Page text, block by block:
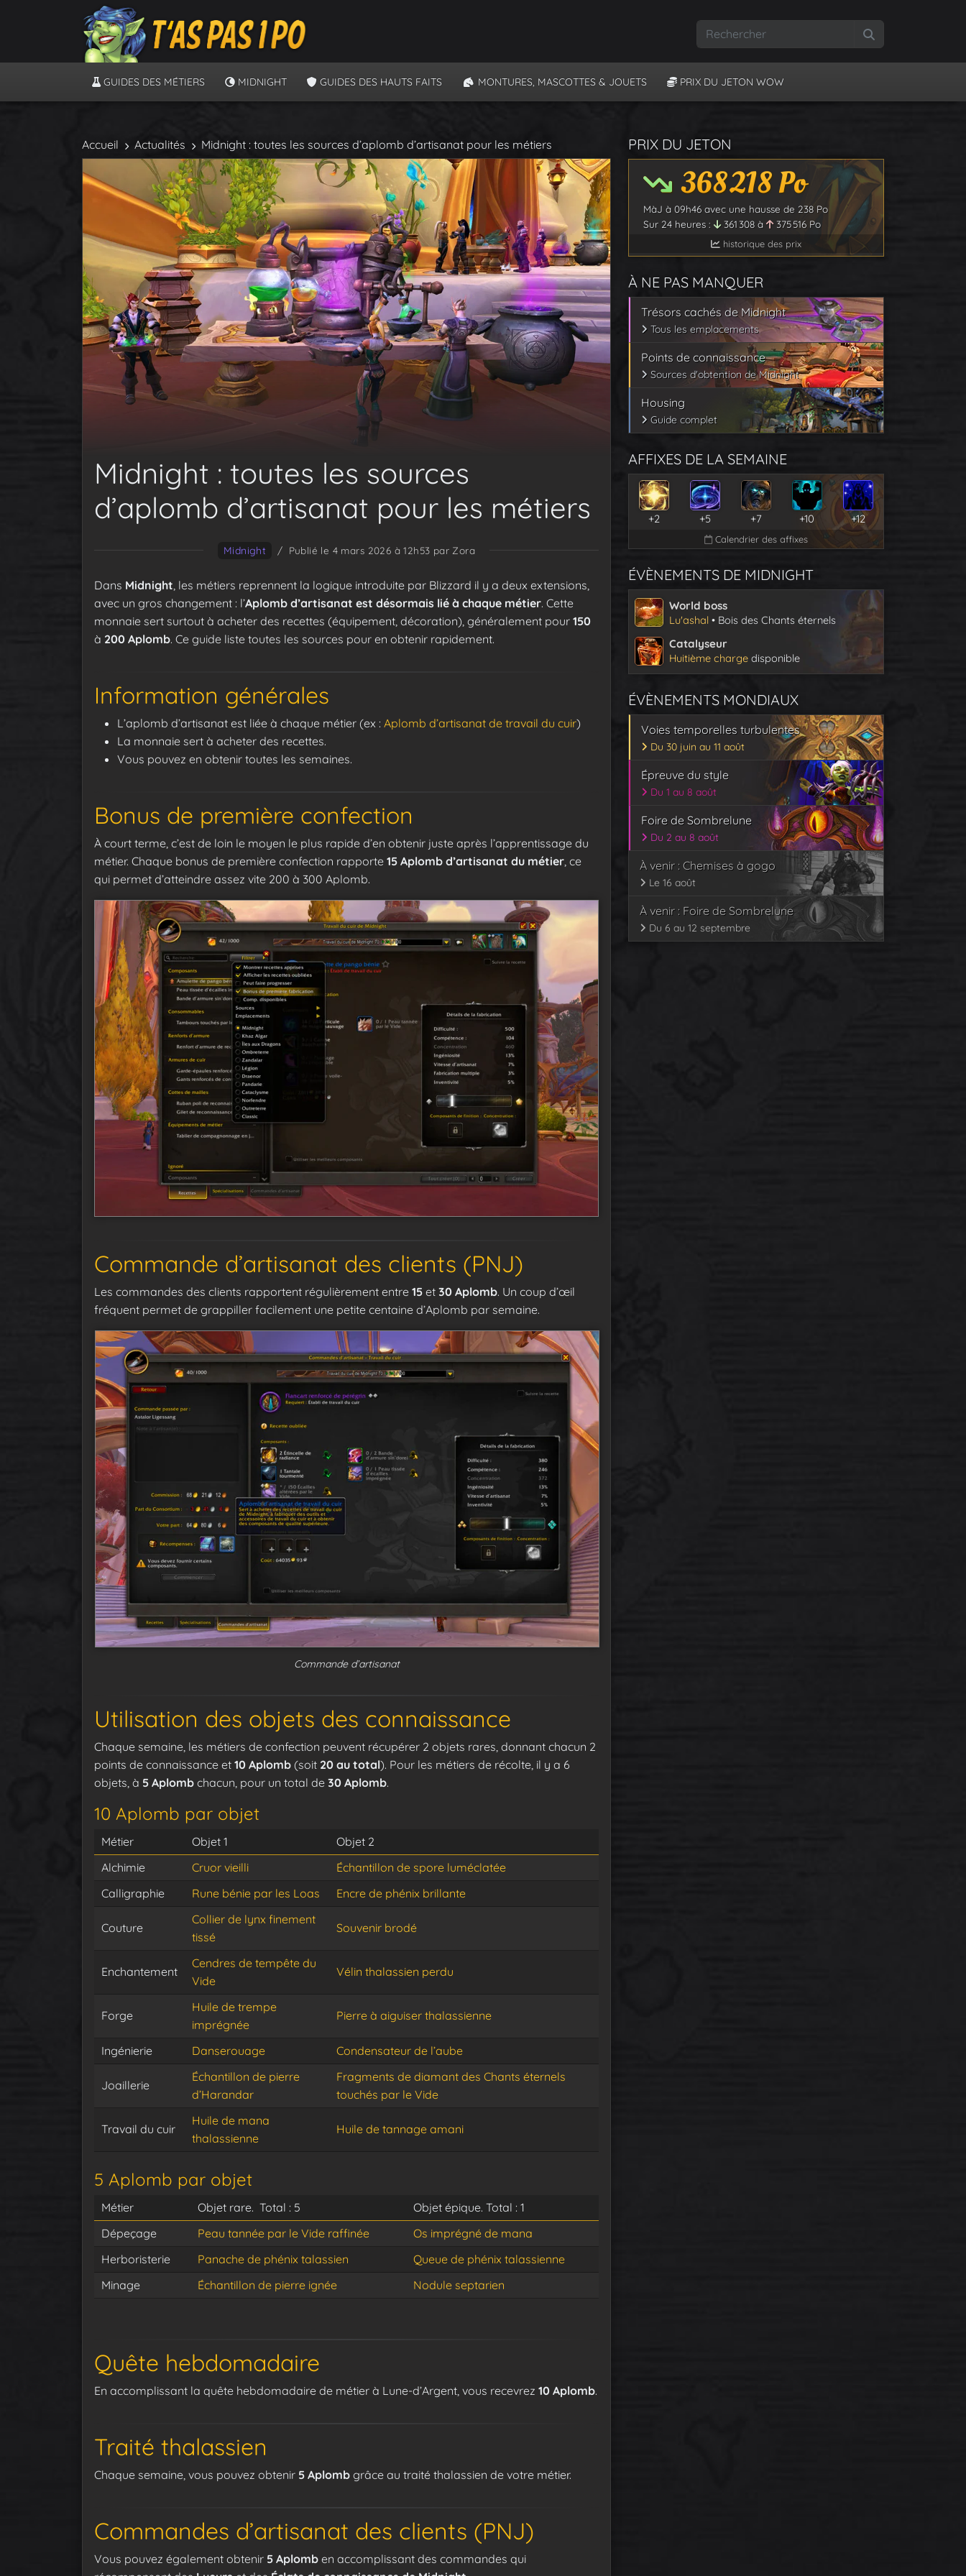
GUIDES DES MÉTIERS MIDNIGHT GUIDES DES HAUTS FAITS MONTURES, MASCOTTES & JOUETS PRIX DU JETON WOW
Accueil Actualités Midnight : toutes les sources d’aplomb d’artisanat pour les métiers
Midnight : toutes les sources
d’aplomb d’artisanat pour les métiers
Midnight / Publié le 4 mars 2026 à 12h53 par Zora
Dans Midnight , les métiers reprennent la logique introduite par Blizzard il y a deux extensions,
avec un gros changement : l’Aplomb d’artisanat est désormais lié à chaque métier. Cette
monnaie sert surtout à acheter des recettes (équipement, décoration), généralement pour 150
à 200 Aplomb. Ce guide liste toutes les sources pour en obtenir rapidement.
Information générales
L’aplomb d’artisanat est liée à chaque métier (ex : Aplomb d’artisanat de travail du cuir)
La monnaie sert à acheter des recettes.
Vous pouvez en obtenir toutes les semaines.
Bonus de première confection
À court terme, c’est de loin le moyen le plus rapide d’en obtenir juste après l’apprentissage du
métier. Chaque bonus de première confection rapporte 15 Aplomb d’artisanat du métier , ce
qui permet d’atteindre assez vite 200 à 300 Aplomb.
Commande d’artisanat des clients (PNJ)
Les commandes des clients rapportent régulièrement entre 15 et 30 Aplomb. Un coup d’œil
fréquent permet de grappiller facilement une petite centaine d’Aplomb par semaine.
Commande d’artisanat
Utilisation des objets des connaissance
Chaque semaine, les métiers de confection peuvent récupérer 2 objets rares, donnant chacun 2
points de connaissance et 10 Aplomb (soit 20 au total). Pour les métiers de récolte, il y a 6
objets, à 5 Aplomb chacun, pour un total de 30 Aplomb.
10 Aplomb par objet
Métier Objet 1
Objet 2
Alchimie
Cruor vieilli
Échantillon de spore luméclatée
Calligraphie
Rune bénie par les Loas Encre de phénix brillante
Couture
Collier de lynx finement
tissé
Souvenir brodé
Enchantement
Cendres de tempête du
Vide
Vélin thalassien perdu
Forge
Huile de trempe
imprégnée
Pierre à aiguiser thalassienne
Ingénierie Danserouage Condensateur de l’aube
Joaillerie
Échantillon de pierre
d’Harandar
Fragments de diamant des Chants éternels
touchés par le Vide
Travail du cuir
Huile de mana
thalassienne
Huile de tannage amani
5 Aplomb par objet
Métier Objet rare. Total : 5
Objet épique. Total : 1
Dépeçage
Peau tannée par le Vide raffinée
Os imprégné de mana
Herboristerie
Panache de phénix talassien
Queue de phénix talassienne
Minage
Échantillon de pierre ignée Nodule septarien
Quête hebdomadaire
En accomplissant la quête hebdomadaire de métier à Lune-d’Argent, vous recevrez 10 Aplomb.
Traité thalassien
Chaque semaine, vous pouvez obtenir 5 Aplomb grâce au traité thalassien de votre métier.
Commandes d’artisanat des clients (PNJ)
Vous pouvez également obtenir 5 Aplomb en accomplissant des commandes qui
PRIX DU JETON
368 218Po
MàJ à 09h46 avec une hausse de 238 Po
Sur 24 heures :
361 308 à 375 516 Po
historique des prix
À NE PAS MANQUER
Trésors cachés de Midnight
Tous les emplacements
Points de connaissance
Sources d'obtention de Midnight
Housing
Guide complet
AFFIXES DE LA SEMAINE
+2 +5 +7 +10 +12
Calendrier des affixes
ÉVÈNEMENTS DE MIDNIGHT
World boss
Lu'ashal • Bois des Chants éternels
Catalyseur
Huitième charge disponible
ÉVÈNEMENTS MONDIAUX
Voies temporelles turbulentes
Du 30 juin au 11 août
Épreuve du style
Du 1 au 8 août
Foire de Sombrelune
Du 2 au 8 août
À venir : Chemises à gogo
Le 16 août
À venir : Foire de Sombrelune
Du 6 au 12 septembre